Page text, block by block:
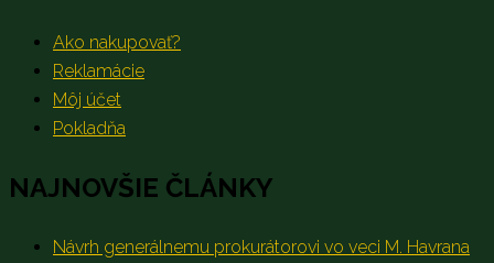
Ako nakupovať?
Reklamácie
Môj účet
Pokladňa
NAJNOVŠIE ČLÁNKY
Návrh generálnemu prokurátorovi vo veci M. Havrana